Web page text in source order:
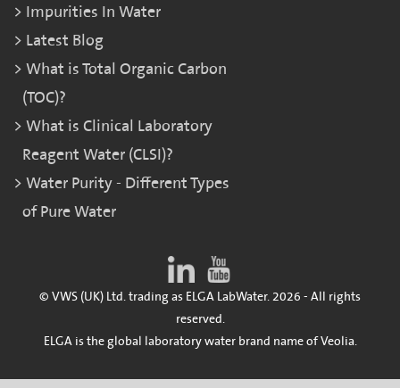
Impurities In Water
Latest Blog
What is Total Organic Carbon
(TOC)?
What is Clinical Laboratory
Reagent Water (CLSI)?
Water Purity - Different Types
of Pure Water
© VWS (UK) Ltd. trading as ELGA LabWater. 2026 - All rights
reserved.
ELGA is the global laboratory water brand name of Veolia.